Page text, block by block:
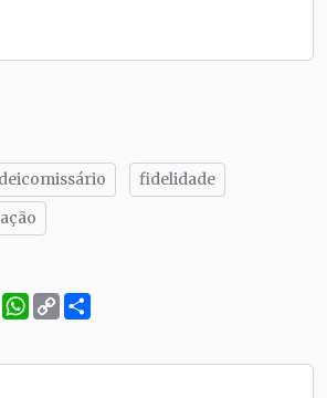
fidelidade
BloggerWhatsApp
Copy
Link